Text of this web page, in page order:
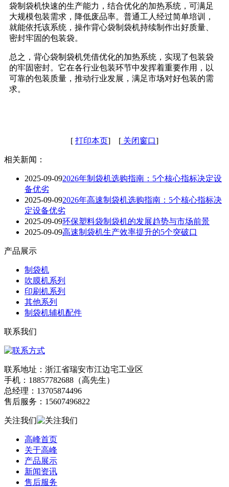
袋制袋机快速的生产能力，结合优化的加热系统，可满足
大规模包装需求，降低废品率。普通工人经过简单培训，
就能依托该系统，操作背心袋制袋机持续制作出好质量、
密封牢固的包装袋。
总之，背心袋制袋机凭借优化的加热系统，实现了包装袋
的牢固密封。它在各行业包装环节中发挥着重要作用，以
可靠的包装质量，推动行业发展，满足市场对好包装的需
求。
[ 打印本页] [ 关闭窗口]
相关新闻：
2025-09-092026年制袋机选购指南：5个核心指标决定设
备优劣
2025-09-092026年高速制袋机选购指南：5个核心指标决
定设备优劣
2025-09-09环保塑料袋制袋机的发展趋势与市场前景
2025-09-09高速制袋机生产效率提升的5个突破口
产品展示
制袋机
吹膜机系列
印刷机系列
其他系列
制袋机辅机配件
联系我们
联系地址：浙江省瑞安市江边宅工业区
手机：18857782688（高先生）
总经理：13705874496
售后服务：15607496822
关注我们
高峰首页
关于高峰
产品展示
新闻资讯
售后服务